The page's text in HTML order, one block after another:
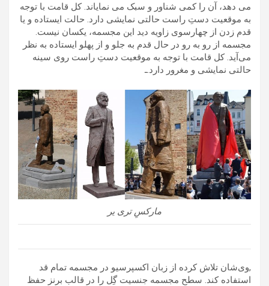
می دهد، آن را کمی شناور و سبک می نمایاند. کل قامت با توجه
به موقعیت دستِ راست حالتی نمایشی دارد. حالت ایستاده و یا
قدم زدن از چهارسوی زاویه دید این مجسمه، یکسان نیست.
مجسمه از رو به رو در ‌حال قدم به جلو و از پهلو ایستاده به نظر
می‌آید. کل قامت با توجه به موقعیت دستِ راست روی سینه
حالتی نمایشی و مغرور دارد.ـ
مارکسِ تری یر
,وی‌شان تلاش کرده از زبان اکسپرسیو در مجسمه تمام قد
استفاده کند. سطح مجسمه جنسیت گِل را در قالب برنز حفظ